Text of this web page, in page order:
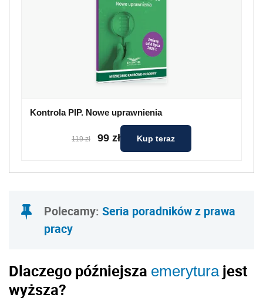
Kontrola PIP. Nowe uprawnienia
119 zł 99 zł Kup teraz
Polecamy: Seria poradników z prawa
pracy
Dlaczego późniejsza emeryturajest
wyższa?